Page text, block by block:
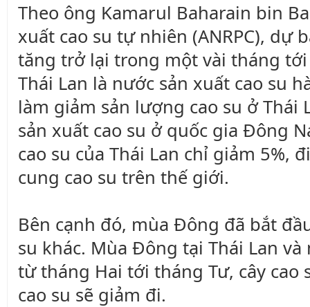
Theo ông Kamarul Baharain bin
xuất cao su tự nhiên (ANRPC), dự
tăng trở lại trong một vài tháng
Thái Lan là nước sản xuất cao su
làm giảm sản lượng cao su ở
sản xuất cao su ở quốc gia Đông
cao su của Thái Lan chỉ giảm 5%,
cung cao su trên thế giới.
Bên cạnh đó, mùa Đông đã bắt
su khác. Mùa Đông tại Thái Lan
từ tháng Hai tới tháng Tư, cây
cao su sẽ giảm đi.